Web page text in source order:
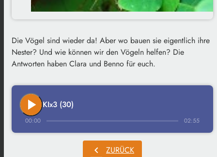
Die Vögel sind wieder da! Aber wo bauen sie eigentlich ihre
Nester? Und wie können wir den Vögeln helfen? Die
Antworten haben Clara und Benno für euch.
play_arrow KIx3 (30)
00:00 02:55
chevron_left ZURÜCK